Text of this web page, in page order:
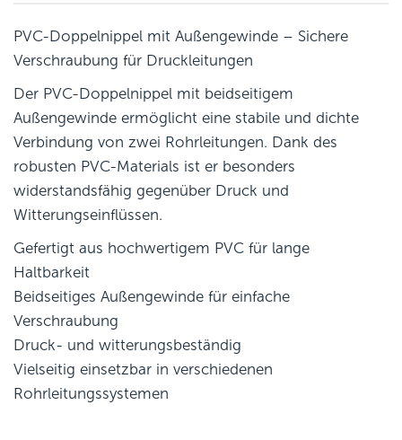
PVC-Doppelnippel mit Außengewinde – Sichere
Verschraubung für Druckleitungen
Der PVC-Doppelnippel mit beidseitigem
Außengewinde ermöglicht eine stabile und dichte
Verbindung von zwei Rohrleitungen. Dank des
robusten PVC-Materials ist er besonders
widerstandsfähig gegenüber Druck und
Witterungseinflüssen.
Gefertigt aus hochwertigem PVC für lange
Haltbarkeit
Beidseitiges Außengewinde für einfache
Verschraubung
Druck- und witterungsbeständig
Vielseitig einsetzbar in verschiedenen
Rohrleitungssystemen